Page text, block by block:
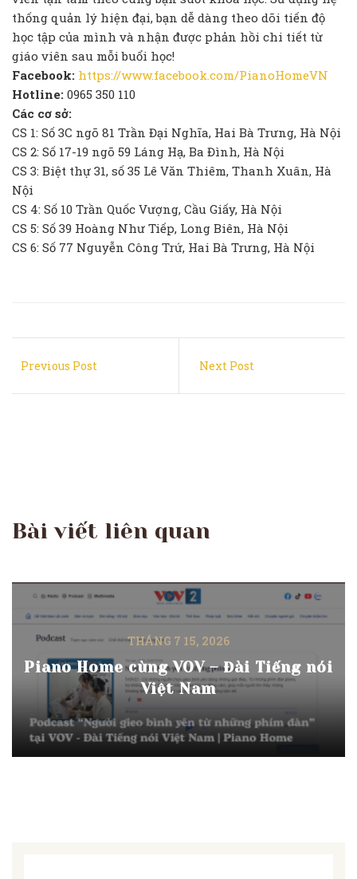
thống quản lý hiện đại, bạn dễ dàng theo dõi tiến độ
học tập của mình và nhận được phản hồi chi tiết từ
giáo viên sau mỗi buổi học!
Facebook: https://www.facebook.com/PianoHomeVN
Hotline: 0965 350 110
Các cơ sở:
CS 1: Số 3C ngõ 81 Trần Đại Nghĩa, Hai Bà Trưng, Hà Nội
CS 2: Số 17-19 ngõ 59 Láng Hạ, Ba Đình, Hà Nội
CS 3: Biệt thự 31, số 35 Lê Văn Thiêm, Thanh Xuân, Hà
Nội
CS 4: Số 10 Trần Quốc Vượng, Cầu Giấy, Hà Nội
CS 5: Số 39 Hoàng Như Tiếp, Long Biên, Hà Nội
CS 6: Số 77 Nguyễn Công Trứ, Hai Bà Trưng, Hà Nội
Previous Post Next Post
Bài viết liên quan
THÁNG 7 15, 2026
Piano Home cùng VOV – Đài Tiếng nói
Việt Nam